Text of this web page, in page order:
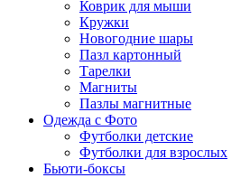
Коврик для мыши
Кружки
Новогодние шары
Пазл картонный
Тарелки
Магниты
Пазлы магнитные
Одежда с Фото
Футболки детские
Футболки для взрослых
Бьюти-боксы